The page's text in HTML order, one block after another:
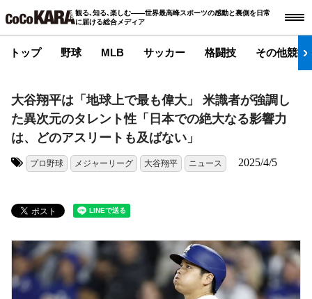
観る､知る､楽しむ――世界最高峰スポーツの感動と裏側を日常
に届ける総合メディア
トップ 野球 MLB サッカー 格闘技 その他競技
大谷翔平は「地球上で最も偉大」 米識者が強調し
た異次元のタレント性「日本での絶大なる影響力
は、どのアスリートも及ばない」
プロ野球 メジャーリーグ 大谷翔平 ニュース 2025/4/5